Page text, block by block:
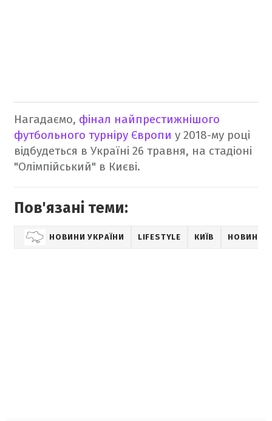
Нагадаємо, фінал найпрестижнішого
футбольного турніру Європи у 2018-му році
відбудеться в Україні 26 травня, на стадіоні
"Олімпійський" в Києві.
Пов'язані теми:
НОВИНИ УКРАЇНИ LIFESTYLE КИЇВ НОВИНИ